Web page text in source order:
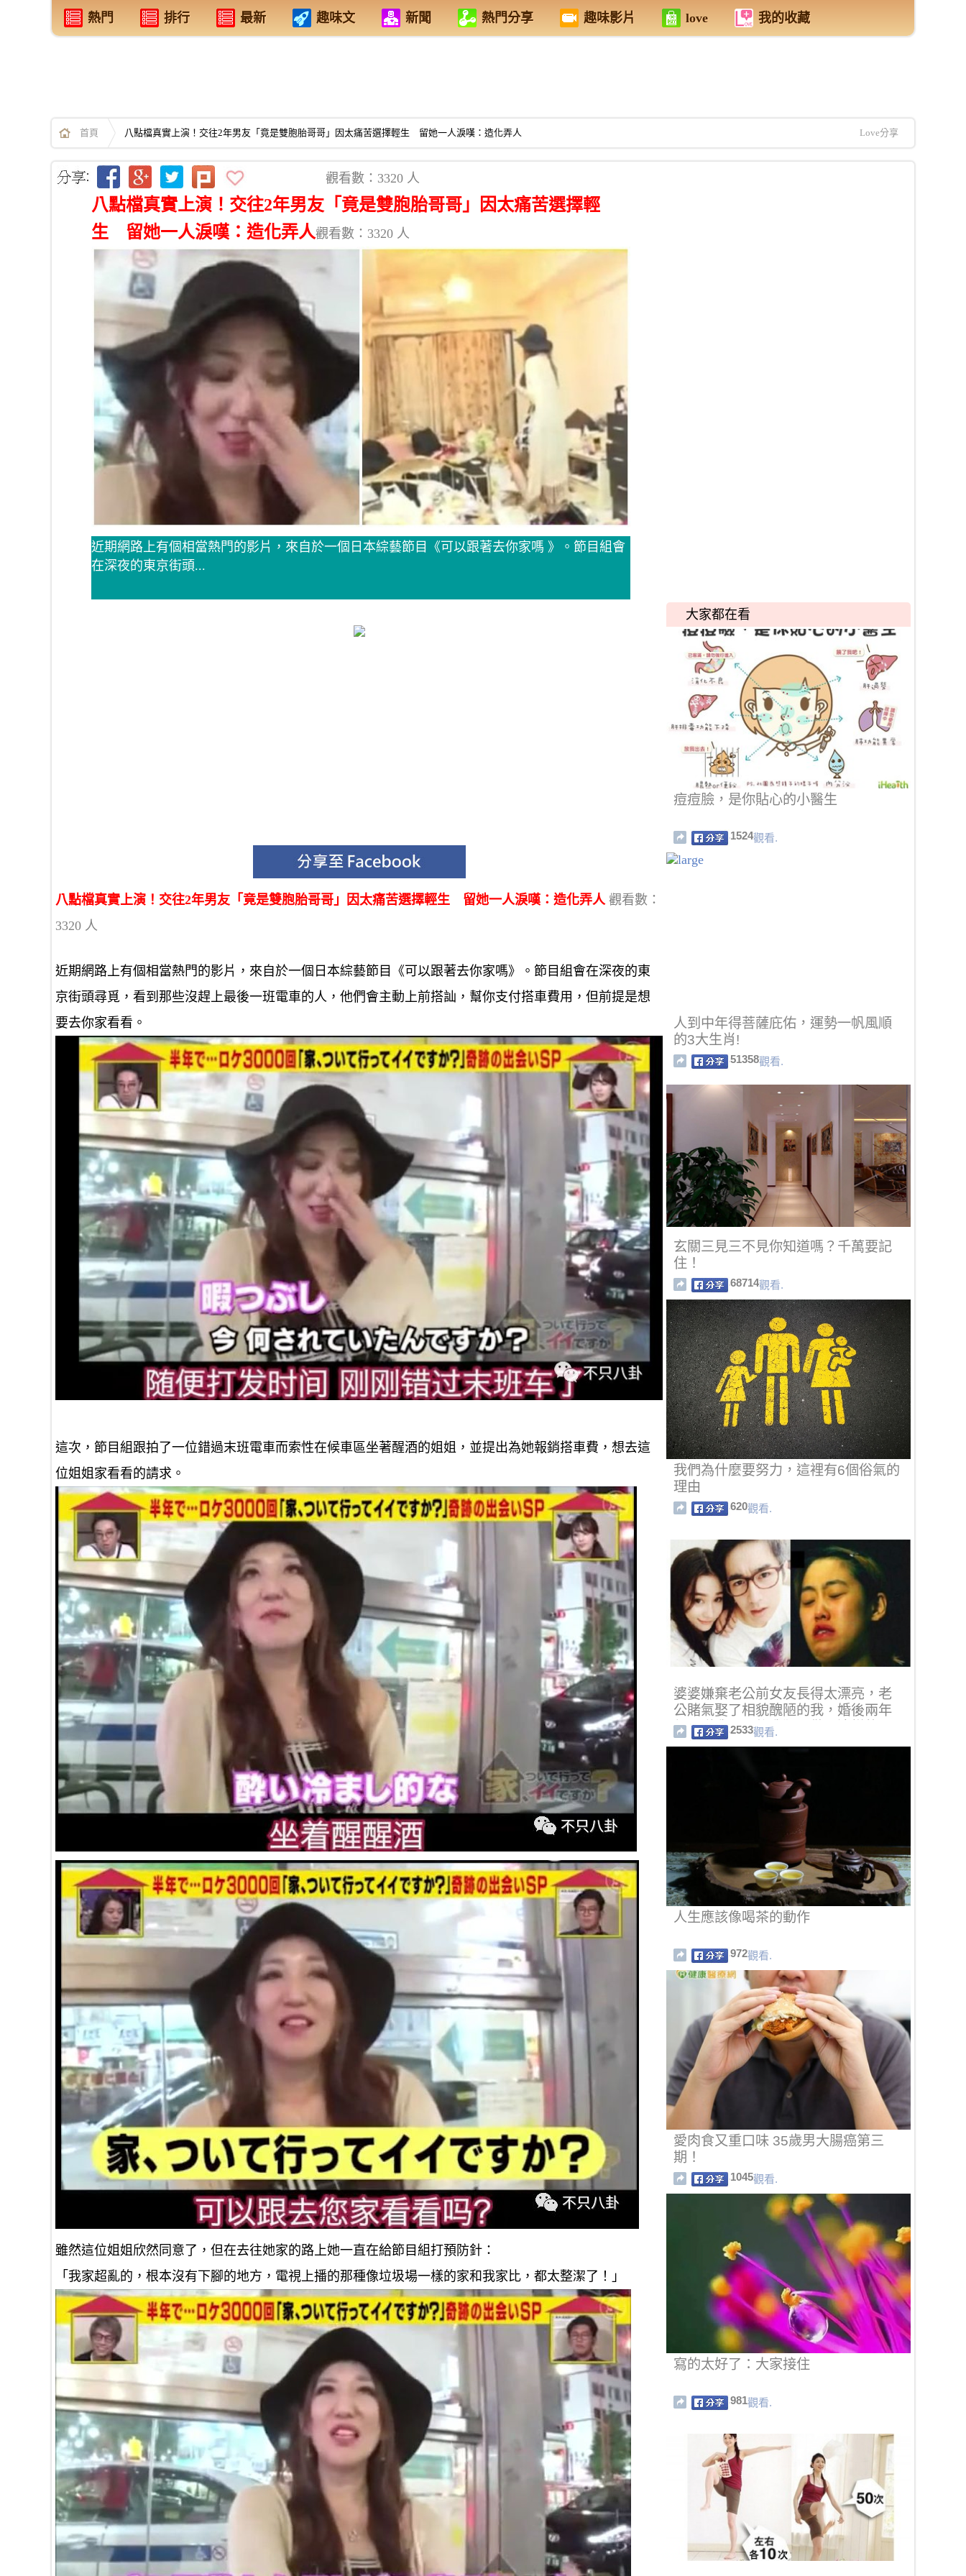
熱門 排行 最新 趣味文 新聞 熱門分享 趣味影片 love 我的收藏
首頁 八點檔真實上演！交往2年男友「竟是雙胞胎哥哥」因太痛苦選擇輕生 留她一人淚嘆：造化弄人 Love分享
觀看數：3320 人
八點檔真實上演！交往2年男友「竟是雙胞胎哥哥」因太痛苦選擇輕
生 留她一人淚嘆：造化弄人觀看數：3320 人
近期網路上有個相當熱門的影片，來自於一個日本綜藝節目《可以跟著去你家嗎 》。節目組會
在深夜的東京街頭...
八點檔真實上演！交往2年男友「竟是雙胞胎哥哥」因太痛苦選擇輕生 留她一人淚嘆：造化弄人 觀看數：
3320 人
近期網路上有個相當熱門的影片，來自於一個日本綜藝節目《可以跟著去你家嗎》。節目組會在深夜的東
京街頭尋覓，看到那些沒趕上最後一班電車的人，他們會主動上前搭訕，幫你支付搭車費用，但前提是想
要去你家看看。
這次，節目組跟拍了一位錯過末班電車而索性在候車區坐著醒酒的姐姐，並提出為她報銷搭車費，想去這
位姐姐家看看的請求。
雖然這位姐姐欣然同意了，但在去往她家的路上她一直在給節目組打預防針：
「我家超亂的，根本沒有下腳的地方，電視上播的那種像垃圾場一樣的家和我家比，都太整潔了！」
大家都在看
痘痘臉，是你貼心的小醫生
1524觀看.
人到中年得菩薩庇佑，運勢一帆風順
的3大生肖!
51358觀看.
玄關三見三不見你知道嗎？千萬要記
住！
68714觀看.
我們為什麼要努力，這裡有6個俗氣的
理由
620觀看.
婆婆嫌棄老公前女友長得太漂亮，老
公賭氣娶了相貌醜陋的我，婚後兩年
都不碰我！最後我狠心做了這樣的
事......從此老公對我
2533觀看.
人生應該像喝茶的動作
972觀看.
愛肉食又重口味 35歲男大腸癌第三
期！
1045觀看.
寫的太好了：大家接住
981觀看.